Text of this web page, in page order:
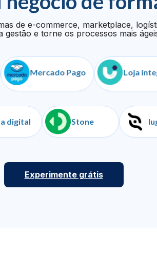
de e-commerce, marketplace,
gestão e torne os processos mais
Mercado Pago Loja integrada
digital Stone
Experimente grátis